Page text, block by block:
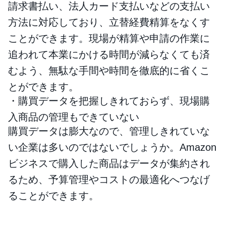
請求書払い、法人カード支払いなどの支払い
方法に対応しており、立替経費精算をなくす
ことができます。現場が精算や申請の作業に
追われて本業にかける時間が減らなくても済
むよう、無駄な手間や時間を徹底的に省くこ
とができます。
・購買データを把握しきれておらず、現場購
入商品の管理もできていない
購買データは膨大なので、管理しきれていな
い企業は多いのではないでしょうか。Amazon
ビジネスで購入した商品はデータが集約され
るため、予算管理やコストの最適化へつなげ
ることができます。